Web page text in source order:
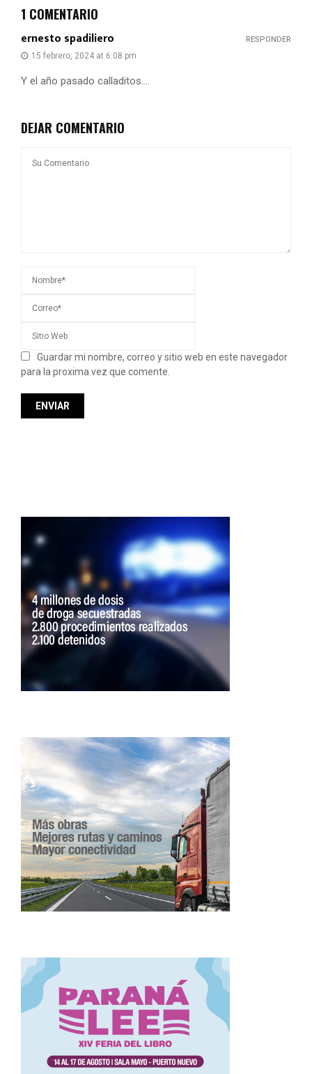
1 COMENTARIO
ernesto spadiliero
15 febrero, 2024 at 6:08 pm
Y el año pasado calladitos….
RESPONDER
DEJAR COMENTARIO
Guardar mi nombre, correo y sitio web en este navegador
para la proxima vez que comente.